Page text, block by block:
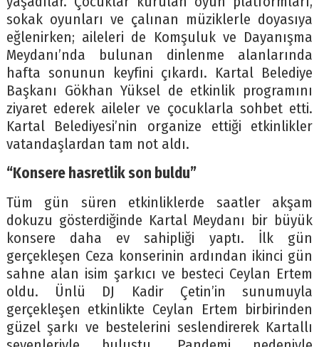
sokak oyunları ve çalınan müziklerle doyasıya
eğlenirken; aileleri de Komşuluk ve Dayanışma
Meydanı’nda bulunan dinlenme alanlarında
hafta sonunun keyfini çıkardı. Kartal Belediye
Başkanı Gökhan Yüksel de etkinlik programını
ziyaret ederek aileler ve çocuklarla sohbet etti.
Kartal Belediyesi’nin organize ettiği etkinlikler
vatandaşlardan tam not aldı.
“Konsere hasretlik son buldu”
Tüm gün süren etkinliklerde saatler akşam
dokuzu gösterdiğinde Kartal Meydanı bir büyük
konsere daha ev sahipliği yaptı. İlk gün
gerçekleşen Ceza konserinin ardından ikinci gün
sahne alan isim şarkıcı ve besteci Ceylan Ertem
oldu. Ünlü DJ Kadir Çetin’in sunumuyla
gerçekleşen etkinlikte Ceylan Ertem birbirinden
güzel şarkı ve bestelerini seslendirerek Kartallı